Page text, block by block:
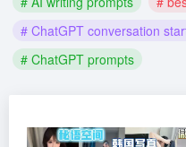
# ChatGPT conversation
# ChatGPT prompts